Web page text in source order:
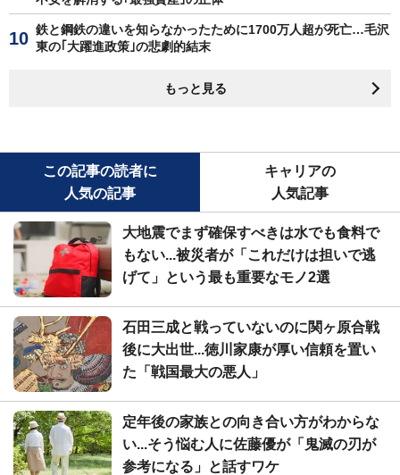
鉄と鋼鉄の違いを知らなかったために1700万人超が死亡…毛沢
東の｢大躍進政策｣の悲劇的結末
もっと見る
この記事の読者に
人気の記事
キャリアの
人気記事
大地震でまず確保すべきは水でも食料で
もない...被災者が「これだけは担いで逃
げて」という最も重要なモノ2選
石田三成と戦っていないのに関ヶ原合戦
後に大出世...徳川家康が厚い信頼を置い
た「戦国最大の悪人」
定年後の家族との向き合い方がわからな
い...そう悩む人に佐藤優が「鬼滅の刃が
参考になる」と話すワケ